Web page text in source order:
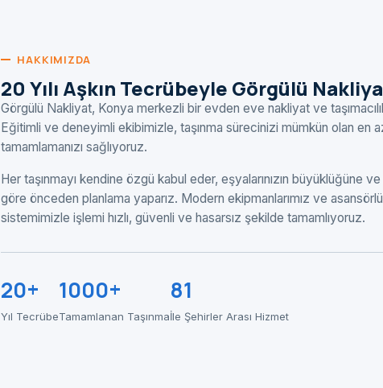
HAKKIMIZDA
20 Yılı Aşkın Tecrübeyle Görgülü
Görgülü Nakliyat, Konya merkezli bir evden eve nakliyat ve
Eğitimli ve deneyimli ekibimizle, taşınma sürecinizi mümkün olan en
tamamlamanızı sağlıyoruz.
Her taşınmayı kendine özgü kabul eder, eşyalarınızın büyüklüğüne ve
göre önceden planlama yaparız. Modern ekipmanlarımız ve
sistemimizle işlemi hızlı, güvenli ve hasarsız şekilde tamamlıyoruz.
20+
Yıl Tecrübe
1000+
Tamamlanan Taşınma
81
İle Şehirler Arası Hizmet